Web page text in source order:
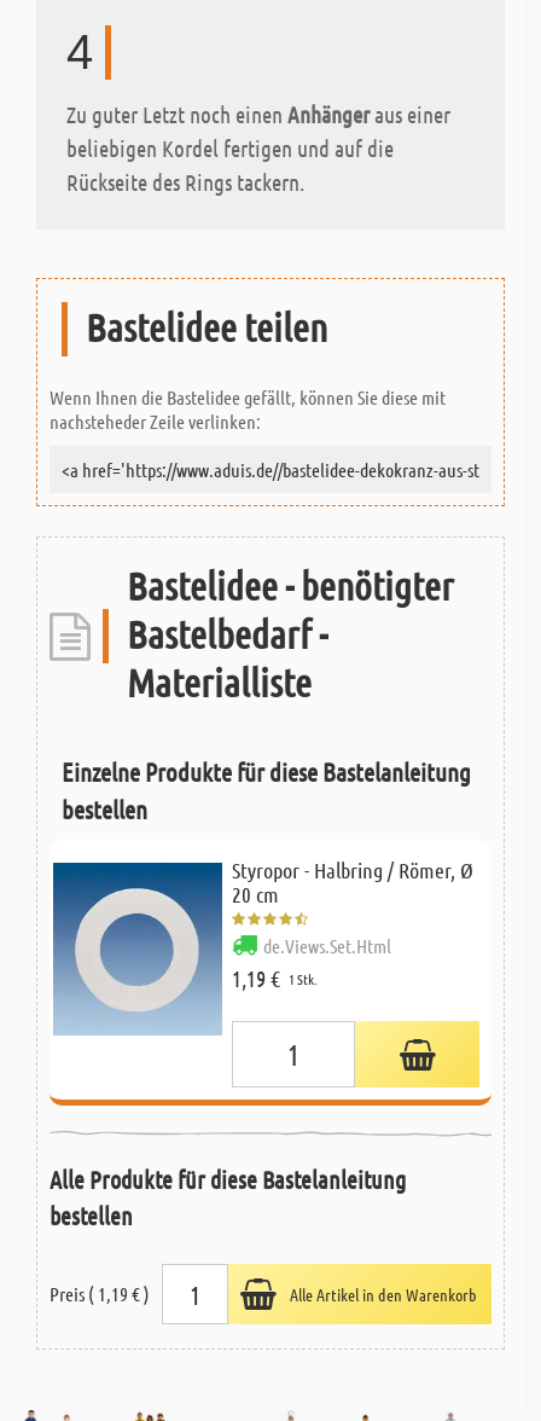
4
Zu guter Letzt noch einen Anhängeraus einer
beliebigen Kordel fertigen und auf die
Rückseite des Rings tackern.
Bastelidee teilen
Wenn Ihnen die Bastelidee gefällt, können Sie diese mit
nachsteheder Zeile verlinken:
Bastelidee - benötigter
Bastelbedarf -
Materialliste
Einzelne Produkte für diese Bastelanleitung
bestellen
Styropor - Halbring / Römer, Ø
20 cm
de.Views.Set.Html
1,19 € 1 Stk.
Alle Produkte für diese Bastelanleitung
bestellen
Preis ( 1,19 € ) Alle Artikel in den Warenkorb